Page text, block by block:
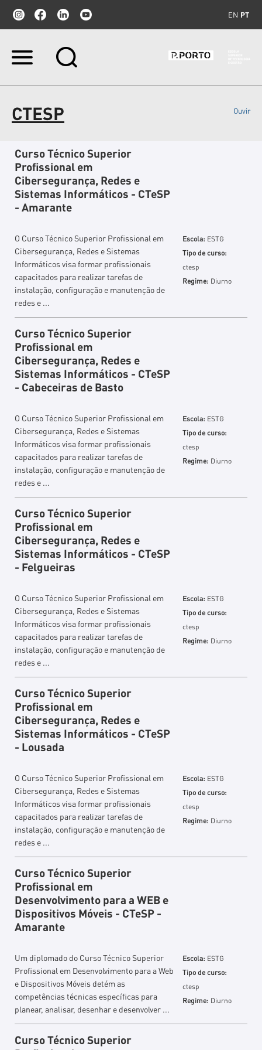
EN PT
Ir
Ir
para
CTESP Ouvir
Curso Técnico Superior
Profissional em
Cibersegurança, Redes e
Sistemas Informáticos - CTeSP
- Amarante
O Curso Técnico Superior Profissional em
Cibersegurança, Redes e Sistemas
Informáticos visa formar profissionais
capacitados para realizar tarefas de
instalação, configuração e manutenção de
redes e ...
Escola: ESTG
Tipo de curso:
ctesp
Regime: Diurno
Curso Técnico Superior
Profissional em
Cibersegurança, Redes e
Sistemas Informáticos - CTeSP
- Cabeceiras de Basto
O Curso Técnico Superior Profissional em
Cibersegurança, Redes e Sistemas
Informáticos visa formar profissionais
capacitados para realizar tarefas de
instalação, configuração e manutenção de
redes e ...
Escola: ESTG
Tipo de curso:
ctesp
Regime: Diurno
Curso Técnico Superior
Profissional em
Cibersegurança, Redes e
Sistemas Informáticos - CTeSP
- Felgueiras
O Curso Técnico Superior Profissional em
Cibersegurança, Redes e Sistemas
Informáticos visa formar profissionais
capacitados para realizar tarefas de
instalação, configuração e manutenção de
redes e ...
Escola: ESTG
Tipo de curso:
ctesp
Regime: Diurno
Curso Técnico Superior
Profissional em
Cibersegurança, Redes e
Sistemas Informáticos - CTeSP
- Lousada
O Curso Técnico Superior Profissional em
Cibersegurança, Redes e Sistemas
Informáticos visa formar profissionais
capacitados para realizar tarefas de
instalação, configuração e manutenção de
redes e ...
Escola: ESTG
Tipo de curso:
ctesp
Regime: Diurno
Curso Técnico Superior
Profissional em
Desenvolvimento para a WEB e
Dispositivos Móveis - CTeSP -
Amarante
Um diplomado do Curso Técnico Superior
Profissional em Desenvolvimento para a Web
e Dispositivos Móveis detém as
competências técnicas específicas para
planear, analisar, desenhar e desenvolver ...
Escola: ESTG
Tipo de curso:
ctesp
Regime: Diurno
Curso Técnico Superior